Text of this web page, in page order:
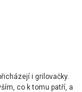
i grilovačky.
co k tomu patří, a